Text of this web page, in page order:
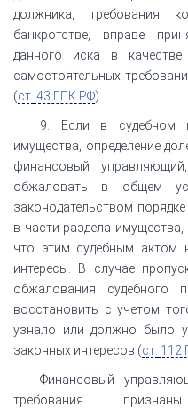
должника, требования
банкротстве, вправе
данного иска в
самостоятельных
(ст. 43 ГПК РФ).
9. Если в судебном
имущества, определение
финансовый
обжаловать в общем
законодательством
в части раздела имущества,
что этим судебным актом
интересы. В случае
обжалования судебного
восстановить с учетом
узнало или должно было
законных интересов (ст. 112
Финансовый
требования